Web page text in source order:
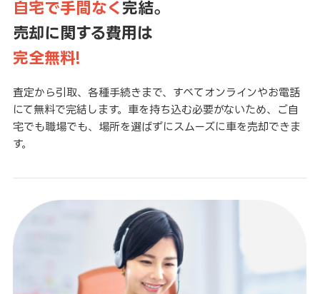
自宅で手間なく 完結。
売却に関する費用は
完全無料!
査定から引取、各種手続きまで、すべてオンラインやお電話
にて無料で完結します。車を持ち込む必要がないため、ご自
宅でも職場でも、場所を選ばずにスムーズに車を売却できま
す。